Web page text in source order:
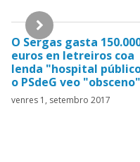
O Sergas gasta
euros en letreiros coa
lenda "hospital
o PSdeG veo "obsceno"
venres 1, setembro 2017